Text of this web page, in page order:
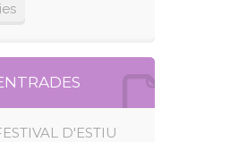
D'ESTIU